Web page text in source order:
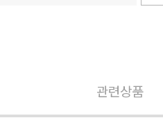
관련상품